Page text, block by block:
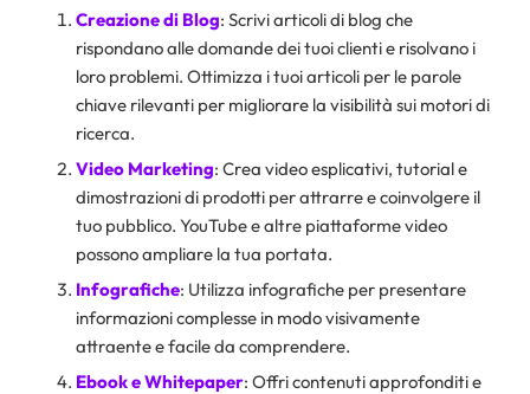
Creazione di Blog: Scrivi articoli di blog che
rispondano alle domande dei tuoi clienti e risolvano i
loro problemi. Ottimizza i tuoi articoli per le parole
chiave rilevanti per migliorare la visibilità sui motori di
ricerca.
Video Marketing: Crea video esplicativi, tutorial e
dimostrazioni di prodotti per attrarre e coinvolgere il
tuo pubblico. YouTube e altre piattaforme video
possono ampliare la tua portata.
Infografiche: Utilizza infografiche per presentare
informazioni complesse in modo visivamente
attraente e facile da comprendere.
Ebook e Whitepaper: Offri contenuti approfonditi e